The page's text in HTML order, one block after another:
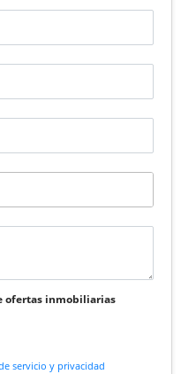
ofertas inmobiliarias
servicio y privacidad